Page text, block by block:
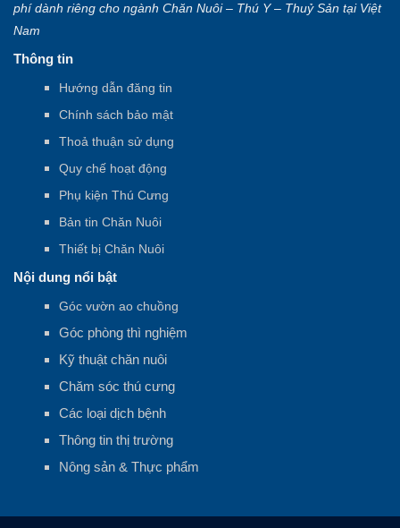
phí dành riêng cho ngành Chăn Nuôi – Thú Y – Thuỷ Sản tại Việt
Nam
Thông tin
Hướng dẫn đăng tin
Chính sách bảo mật
Thoả thuận sử dụng
Quy chế hoạt động
Phụ kiện Thú Cưng
Bản tin Chăn Nuôi
Thiết bị Chăn Nuôi
Nội dung nổi bật
Góc vườn ao chuồng
Góc phòng thì nghiệm
Kỹ thuật chăn nuôi
Chăm sóc thú cưng
Các loại dịch bệnh
Thông tin thị trường
Nông sản & Thực phẩm